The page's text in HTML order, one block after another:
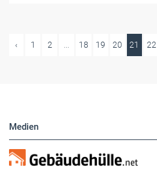
‹ 1 2 ... 18 19 20 21 22
Medien